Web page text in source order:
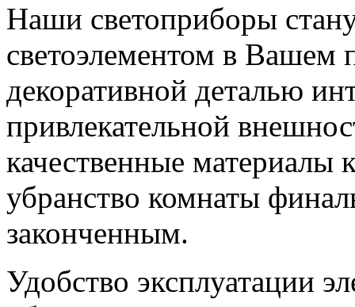
Наши светоприборы
светоэлементом в
декоративной деталью
привлекательной
качественные материалы
убранство комнаты
законченным.
Удобство эксплуатации